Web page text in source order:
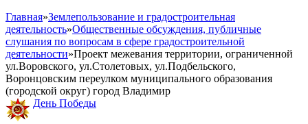
Главная»Землепользование и градостроительная
деятельность»Общественные обсуждения, публичные
слушания по вопросам в сфере градостроительной
деятельности»Проект межевания территории, ограниченной
ул.Воровского, ул.Столетовых, ул.Подбельского,
Воронцовским переулком муниципального образования
(городской округ) город Владимир
День Победы